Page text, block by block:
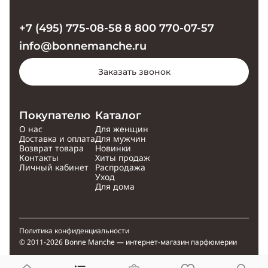
Покупателю
О нас
Доставка и оплата
Возврат товара
Контакты
Личный кабинет
Каталог
Для женщин
Для мужчин
Новинки
Хиты продаж
Распродажа
Уход
Для дома
+7 (495) 775-08-58 8 800 770-07-57
info@bonnemanche.ru
Заказать звонок
© 2011-2026 Bonne Manche — интернет-магазин парфюмерии
Политика конфиденциальности